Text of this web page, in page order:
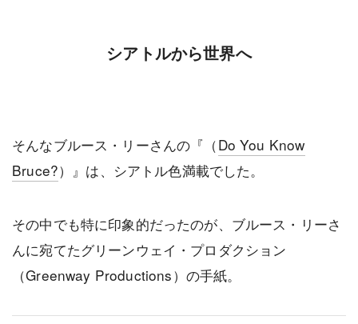
シアトルから世界へ
そんなブルース・リーさんの『（Do You Know
Bruce?）』は、シアトル色満載でした。
その中でも特に印象的だったのが、ブルース・リーさ
んに宛てたグリーンウェイ・プロダクション
（Greenway Productions）の手紙。